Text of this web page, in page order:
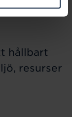
hållbart
resurser